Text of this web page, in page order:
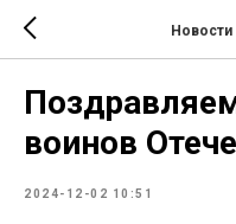
Новости
воинов
2024-12-02 10:51